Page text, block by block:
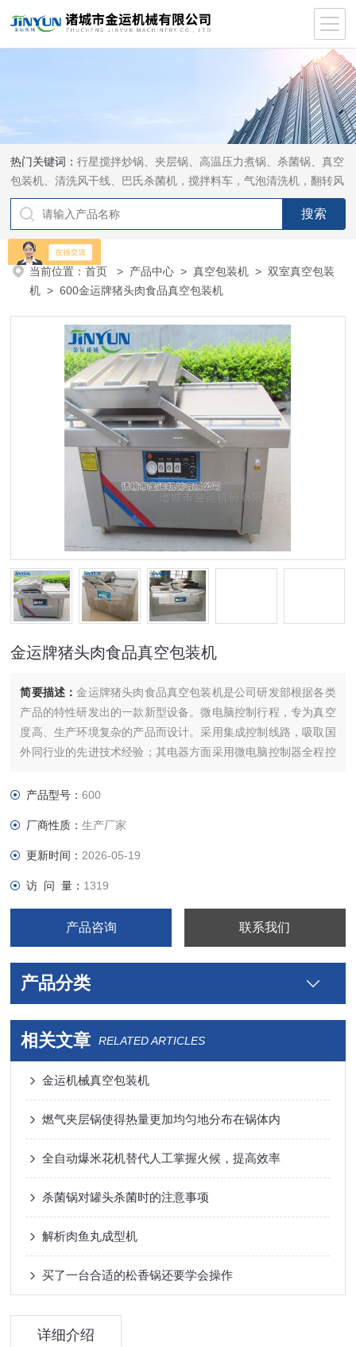
热门关键词：行星搅拌炒锅、夹层锅、高温压力煮锅、杀菌锅、真空
包装机、清洗风干线、巴氏杀菌机，搅拌料车，气泡清洗机，翻转风
干机
当前位置：首页 > 产品中心 >真空包装机 >双室真空包装
机 > 600金运牌猪头肉食品真空包装机
金运牌猪头肉食品真空包装机
简要描述：金运牌猪头肉食品真空包装机是公司研发部根据各类
产品的特性研发出的一款新型设备。微电脑控制行程，专为真空
度高、生产环境复杂的产品而设计。采用集成控制线路，吸取国
外同行业的先进技术经验；其电器方面采用微电脑控制器全程控
产品型号：600
厂商性质：生产厂家
更新时间： 2026-05-19
访 问 量： 1319
产品咨询 联系我们
产品分类
相关文章 RELATED ARTICLES
金运机械真空包装机
燃气夹层锅使得热量更加均匀地分布在锅体内
全自动爆米花机替代人工掌握火候，提高效率
杀菌锅对罐头杀菌时的注意事项
解析肉鱼丸成型机
买了一台合适的松香锅还要学会操作
详细介绍